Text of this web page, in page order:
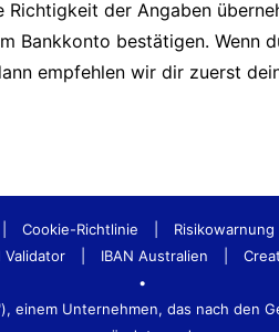
der Angaben
Bankkonto bestätigen. Wenn
empfehlen wir dir zuerst
Cookie-Richtlinie Risikowarnung
Validator
IBAN Australien
•
einem Unternehmen, das nach den